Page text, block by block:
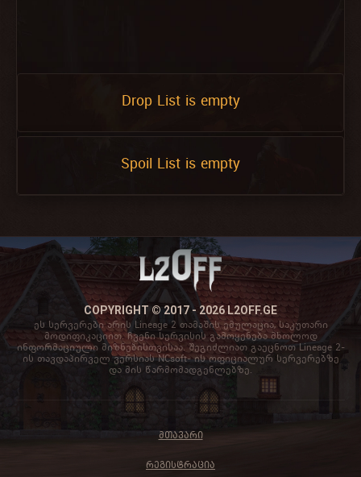
Drop List is empty
Spoil List is empty
COPYRIGHT © 2017 - 2026 L2OFF.GE
ეს სერვერები არის Lineage 2 თამაშის ემულაცია, საკუთარი
მოდიფიკაციით. ჩვენი სერვისის გამოყენება მხოლოდ
ინფორმაციული მიზნებისთვისაა. შეგიძლიათ გაეცნოთ Lineage 2-
ის თავდაპირველ ვერსიას NCsoft- ის ოფიციალურ სერვერებზე
და მის წარმომადგენლებზე.
ᲛᲗᲐᲕᲐᲠᲘ
ᲠᲔᲒᲘᲡᲢᲠᲐᲪᲘᲐ